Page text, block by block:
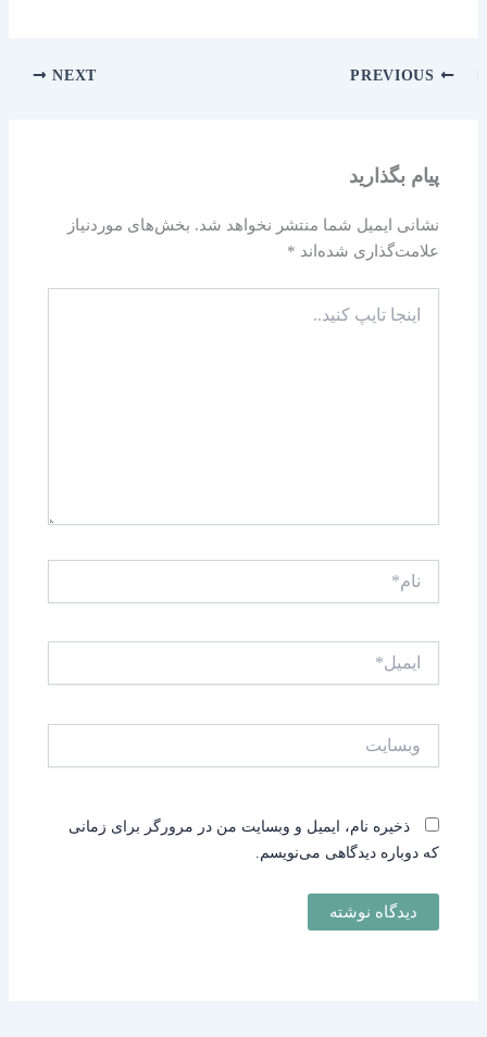
NEXT
پیام بگذارید
نشانی ایمیل شما منتشر نخواهد شد. بخش‌های موردنیاز
علامت‌گذاری شده‌اند *
تایپ
ذخیره نام، ایمیل و وبسایت من در مرورگر برای زمانی
که دوباره دیدگاهی می‌نویسم.